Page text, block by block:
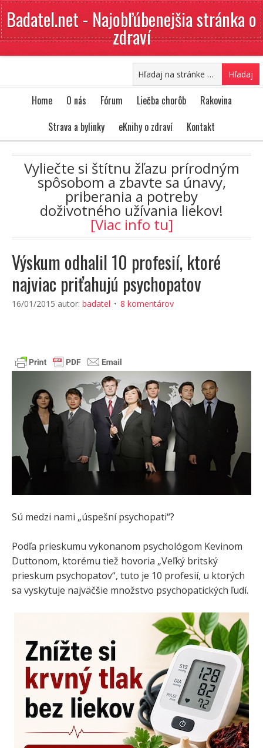
Badatel.net - Najobľúbenejšia stránka o
zdraví
Home O nás Fórum Liečba chorôb
Rakovina
Strava a bylinky
eKnihy o zdraví Kontakt
Vyliečte si štítnu žľazu prírodným
spôsobom a zbavte sa únavy,
priberania a potreby
doživotného užívania liekov!
[Viac info tu]
Výskum odhalil 10 profesií, ktoré
najviac priťahujú psychopatov
16/01/2015 autor: badatel 8 komentárov
Sú medzi nami „úspešní psychopati“?
Podľa prieskumu vykonanom psychológom Kevinom
Duttonom, ktorému tiež hovoria „Veľký britský
prieskum psychopatov“, tuto je 10 profesií, u ktorých
sa vyskytuje najväčšie množstvo psychopatických ľudí.